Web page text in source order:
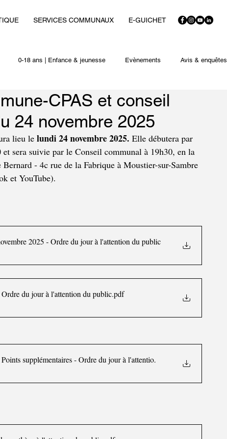
SERVICES COMMUNAUX E-GUICHET
0-18 ans | Enfance & jeunesse Evènements Avis & enquêtes
CPAS et conseil
24 novembre 2025
lieu le lundi 24 novembre 2025. Elle débutera par
sera suivie par le Conseil communal à 19h30, en la
- 4c rue de la Fabrique à Moustier-sur-Sambre
et YouTube).
2025 - Ordre du jour à l'attention du public
du jour à l'attention du public.pdf
supplémentaires - Ordre du jour à l'attentio.